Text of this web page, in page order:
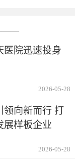
医院迅速投身
2026-05-28
领向新而行 打
展样板企业
2026-05-28